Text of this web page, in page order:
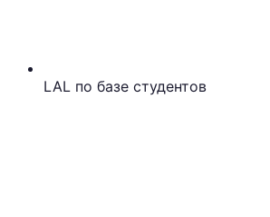
LAL по базе студентов